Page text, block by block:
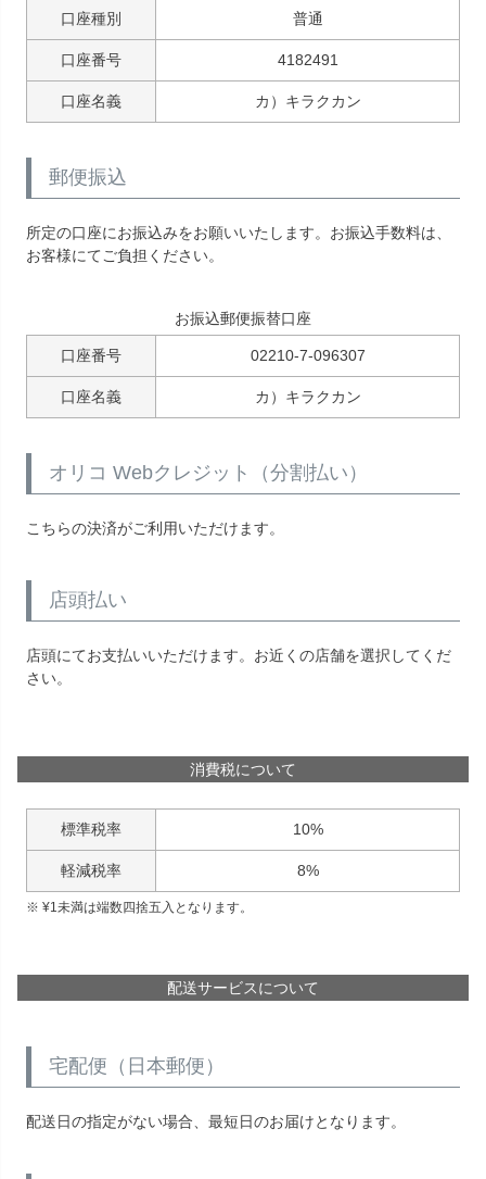
口座種別 普通
口座番号 4182491
口座名義 カ）キラクカン
郵便振込
所定の口座にお振込みをお願いいたします。お振込手数料は、
お客様にてご負担ください。
お振込郵便振替口座
口座番号 02210-7-096307
口座名義 カ）キラクカン
オリコ Webクレジット（分割払い）
こちらの決済がご利用いただけます。
店頭払い
店頭にてお支払いいただけます。お近くの店舗を選択してくだ
さい。
消費税について
標準税率 10%
軽減税率 8%
¥1 未満は端数四捨五入となります。
配送サービスについて
宅配便（日本郵便）
配送日の指定がない場合、最短日のお届けとなります。